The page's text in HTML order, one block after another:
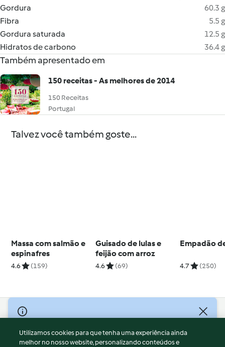
Gordura
60.3 g
Fibra
5.5 g
Gordura saturada
12.5 g
Hidratos de carbono
36.4 g
Também apresentado em
150 receitas - As melhores de 2014
150 Receitas
Portugal
Talvez você também goste...
Massa com salmão e
espinafres
4.6 (159)
Guisado de lulas e
feijão com arroz
4.6 (69)
Empadão
4.7 (250)
© Copyright 2026
Termos de Utilização
Utilizamos cookies para que tenha uma experiência ainda
melhor no nosso website, personalizando conteúdos e